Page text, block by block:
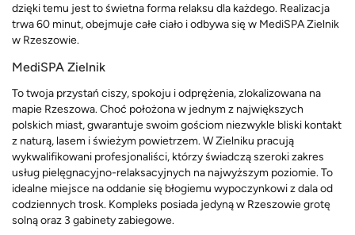
dzięki temu jest to świetna forma relaksu dla każdego. Realizacja
trwa 60 minut, obejmuje całe ciało i odbywa się w MediSPA Zielnik
w Rzeszowie.
MediSPA Zielnik
To twoja przystań ciszy, spokoju i odprężenia, zlokalizowana na
mapie Rzeszowa. Choć położona w jednym z największych
polskich miast, gwarantuje swoim gościom niezwykle bliski kontakt
z naturą, lasem i świeżym powietrzem. W Zielniku pracują
wykwalifikowani profesjonaliści, którzy świadczą szeroki zakres
usług pielęgnacyjno-relaksacyjnych na najwyższym poziomie. To
idealne miejsce na oddanie się błogiemu wypoczynkowi z dala od
codziennych trosk. Kompleks posiada jedyną w Rzeszowie grotę
solną oraz 3 gabinety zabiegowe.